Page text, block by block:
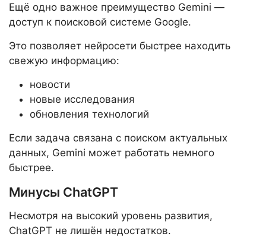
Ещё одно важное преимущество Gemini —
доступ к поисковой системе Google.
Это позволяет нейросети быстрее находить
свежую информацию:
новости
новые исследования
обновления технологий
Если задача связана с поиском актуальных
данных, Gemini может работать немного
быстрее.
Минусы ChatGPT
Несмотря на высокий уровень развития,
ChatGPT не лишён недостатков.